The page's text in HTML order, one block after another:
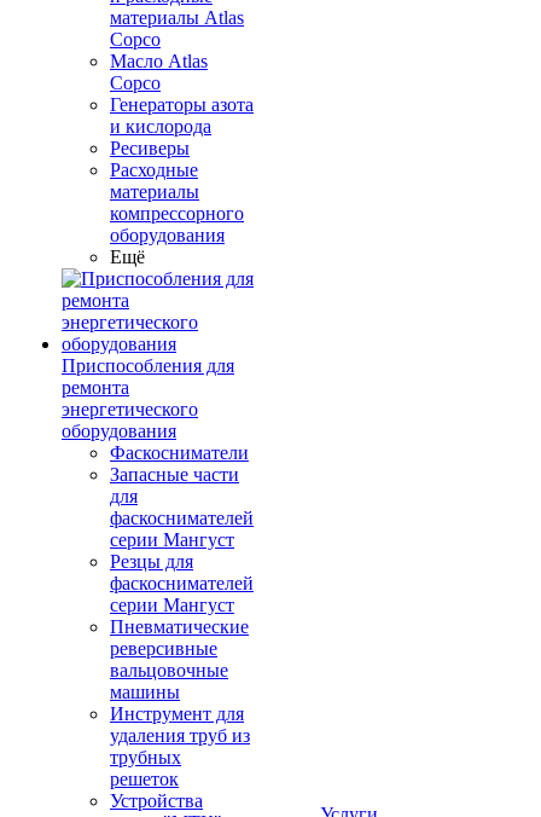
материалы Atlas
Copco
Масло Atlas
Copco
Генераторы азота
и кислорода
Ресиверы
Расходные
материалы
компрессорного
оборудования
Ещё
Приспособления для
ремонта
энергетического
оборудования
Фаскосниматели
Запасные части
для
фаскоснимателей
серии Мангуст
Резцы для
фаскоснимателей
серии Мангуст
Пневматические
реверсивные
вальцовочные
машины
Инструмент для
удаления труб из
трубных
решеток
Устройства